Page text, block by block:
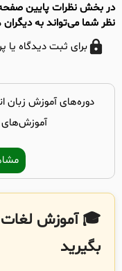
نظر شما می‌تواند به
برای ثبت دیدگاه یا
دوره‌های آموزش زبان
🎓 آموزش لغات
بگیرید